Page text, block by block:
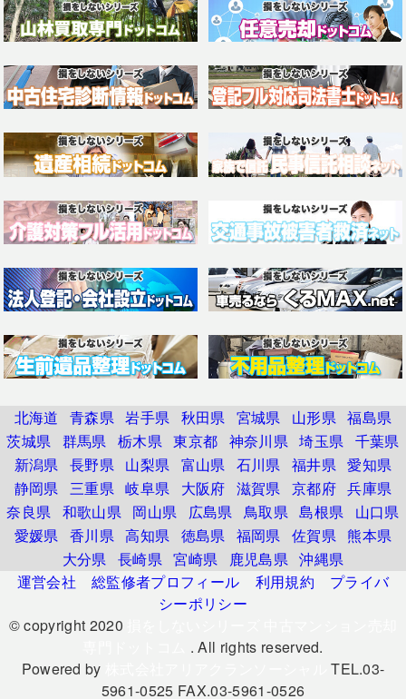
北海道 青森県 岩手県 秋田県 宮城県 山形県 福島県
茨城県 群馬県 栃木県 東京都 神奈川県 埼玉県 千葉県
新潟県 長野県 山梨県 富山県 石川県 福井県 愛知県
静岡県 三重県 岐阜県 大阪府 滋賀県 京都府 兵庫県
奈良県 和歌山県 岡山県 広島県 鳥取県 島根県
山口県
愛媛県 香川県 高知県 徳島県 福岡県 佐賀県 熊本県
大分県 長崎県 宮崎県 鹿児島県 沖縄県
運営会社
総監修者プロフィール 利用規約
プライバ
シーポリシー
© copyright 2020
. All rights reserved.
Powered by
TEL.03-
5961-0525 FAX.03-5961-0526